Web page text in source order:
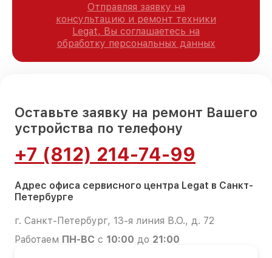
Отправляя заявку на
консультацию и ремонт техники
Legat, Вы соглашаетесь на
обработку персональных данных
Оставьте заявку на ремонт Вашего
устройства по телефону
+7 (812) 214-74-99
Адрес офиса сервисного центра Legat в Санкт-
Петербурге
г. Санкт-Петербург, 13-я линия В.О., д. 72
Работаем ПН-ВС с 10:00 до 21:00